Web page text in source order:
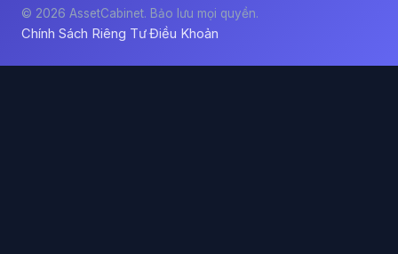
© 2026 AssetCabinet. Bảo lưu mọi quyền.
Chính Sách Riêng Tư·Điều Khoản